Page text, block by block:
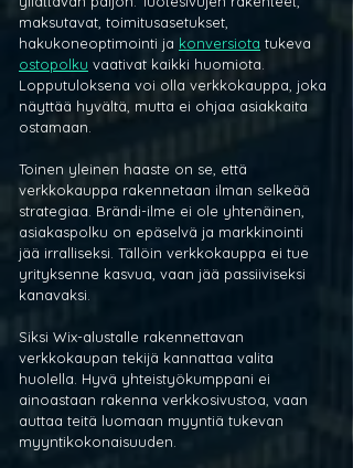
maksutavat, toimitusasetukset,
hakukoneoptimointi ja konversiota tukeva
ostopolku vaativat kaikki huomiota.
Lopputuloksena voi olla verkkokauppa, joka
näyttää hyvältä, mutta ei ohjaa asiakkaita
ostamaan.
Toinen yleinen haaste on se, että
verkkokauppa rakennetaan ilman selkeää
strategiaa. Brändi-ilme ei ole yhtenäinen,
asiakaspolku on epäselvä ja markkinointi
jää irralliseksi. Tällöin verkkokauppa ei tue
yrityksenne kasvua, vaan jää passiiviseksi
kanavaksi.
Siksi Wix-alustalle rakennettavan
verkkokaupan tekijä kannattaa valita
huolella. Hyvä yhteistyökumppani ei
ainoastaan rakenna verkkosivustoa, vaan
auttaa teitä luomaan myyntiä tukevan
myyntikokonaisuuden.